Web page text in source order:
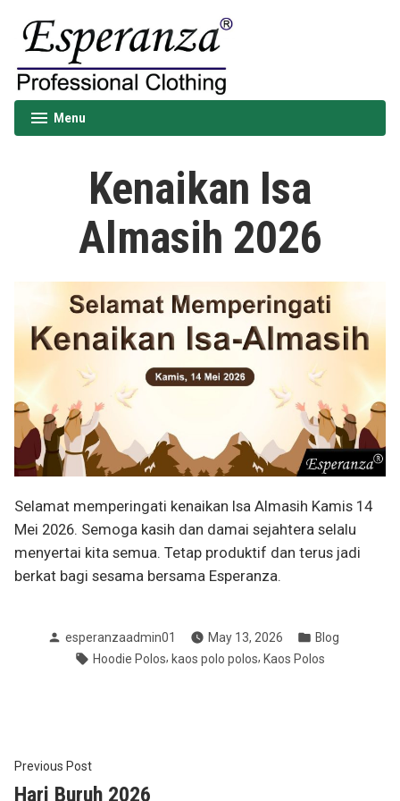
content
Esperanza
Menu
expanded
collapsed
Kenaikan Isa
Almasih 2026
Selamat memperingati kenaikan Isa Almasih Kamis 14
Mei 2026. Semoga kasih dan damai sejahtera selalu
menyertai kita semua. Tetap produktif dan terus jadi
berkat bagi sesama bersama Esperanza.
Posted
by
esperanzaadmin01 May 13, 2026
Posted
in
Blog
Tags:
Hoodie Polos, kaos polo polos, Kaos Polos
Post
Previous PostPrevious
post:
Hari Buruh 2026